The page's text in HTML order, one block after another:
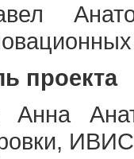
проекта
Анна
ИВИС